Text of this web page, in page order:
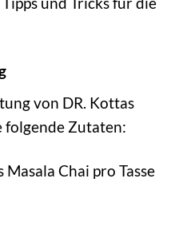
von DR. Kottas
folgende Zutaten:
Chai pro Tasse